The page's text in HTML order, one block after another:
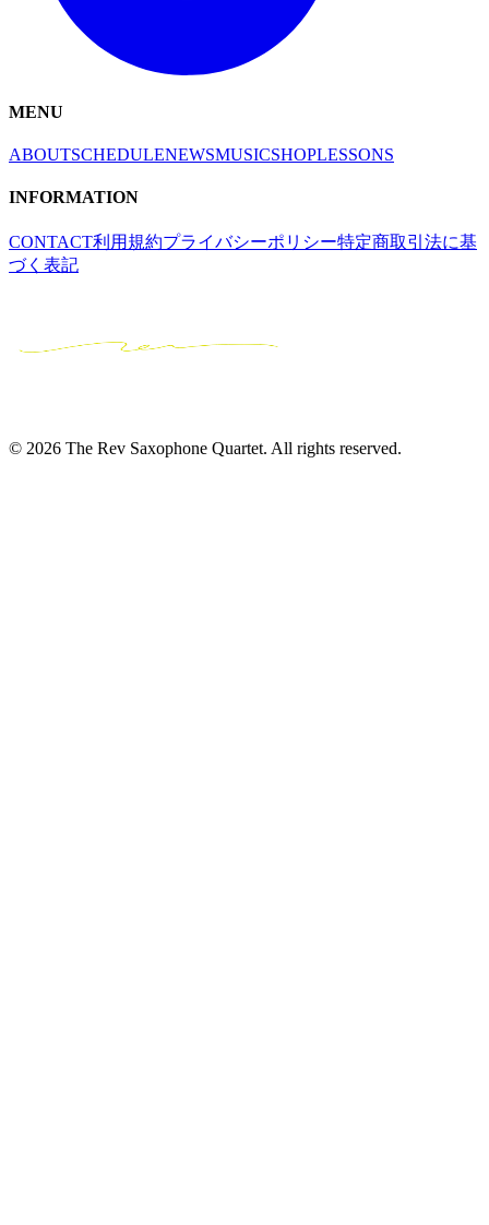
MENU
ABOUTSCHEDULENEWSMUSICSHOPLESSONS
INFORMATION
CONTACT利用規約プライバシーポリシー特定商取引法に基
づく表記
© 2026 The Rev Saxophone Quartet. All rights reserved.